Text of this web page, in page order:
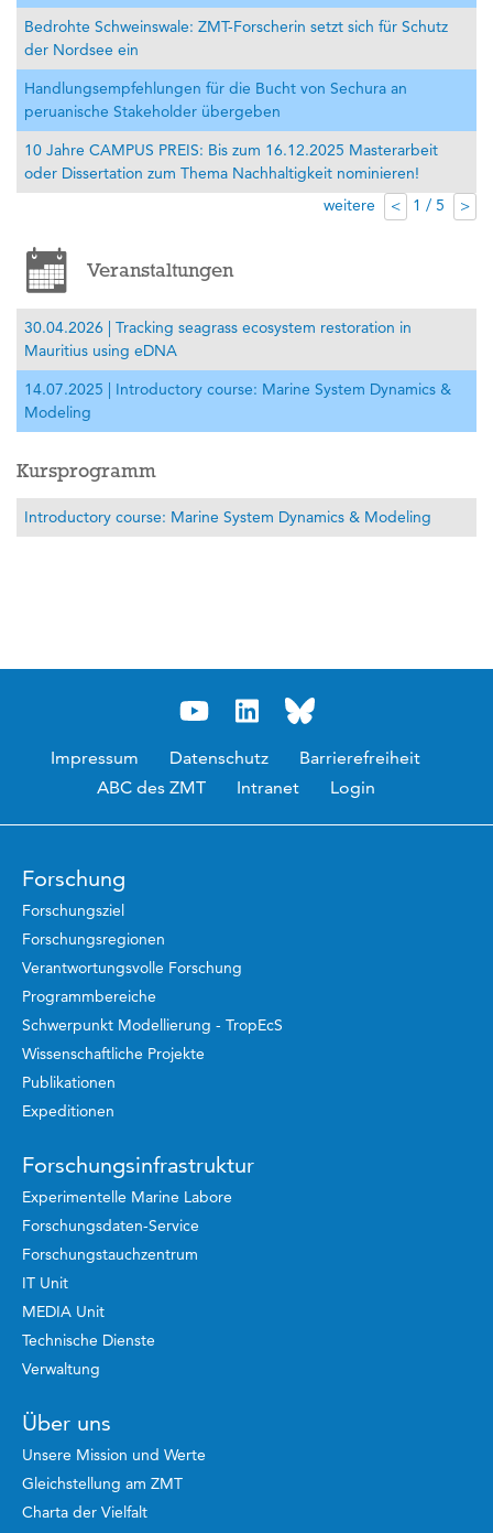
Bedrohte Schweinswale: ZMT-Forscherin setzt sich für Schutz
der Nordsee ein
Handlungsempfehlungen für die Bucht von Sechura an
peruanische Stakeholder übergeben
10 Jahre CAMPUS PREIS: Bis zum 16.12.2025 Masterarbeit
oder Dissertation zum Thema Nachhaltigkeit nominieren!
weitere
< 1 / 5 >
Veranstaltungen
30.04.2026 | Tracking seagrass ecosystem restoration in
Mauritius using eDNA
14.07.2025 | Introductory course: Marine System Dynamics &
Modeling
Kursprogramm
Introductory course: Marine System Dynamics & Modeling
Impressum Datenschutz
Barrierefreiheit
ABC des ZMT
Intranet Login
Forschung
Forschungsziel
Forschungsregionen
Verantwortungsvolle Forschung
Programmbereiche
Schwerpunkt Modellierung - TropEcS
Wissenschaftliche Projekte
Publikationen
Expeditionen
Forschungsinfrastruktur
Experimentelle Marine Labore
Forschungsdaten-Service
Forschungstauchzentrum
IT Unit
MEDIA Unit
Technische Dienste
Verwaltung
Über uns
Unsere Mission und Werte
Gleichstellung am ZMT
Charta der Vielfalt